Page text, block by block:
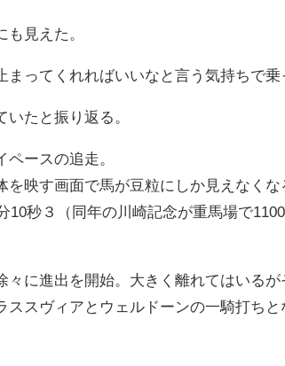
見えた。
まってくれればいいなと言う気持ちで乗
たと振り返る。
ースの追走。
を映す画面で馬が豆粒にしか見えなくな
10秒３（同年の川崎記念が重馬場で
に進出を開始。大きく離れてはいるが
ススヴィアとウェルドーンの一騎打ち